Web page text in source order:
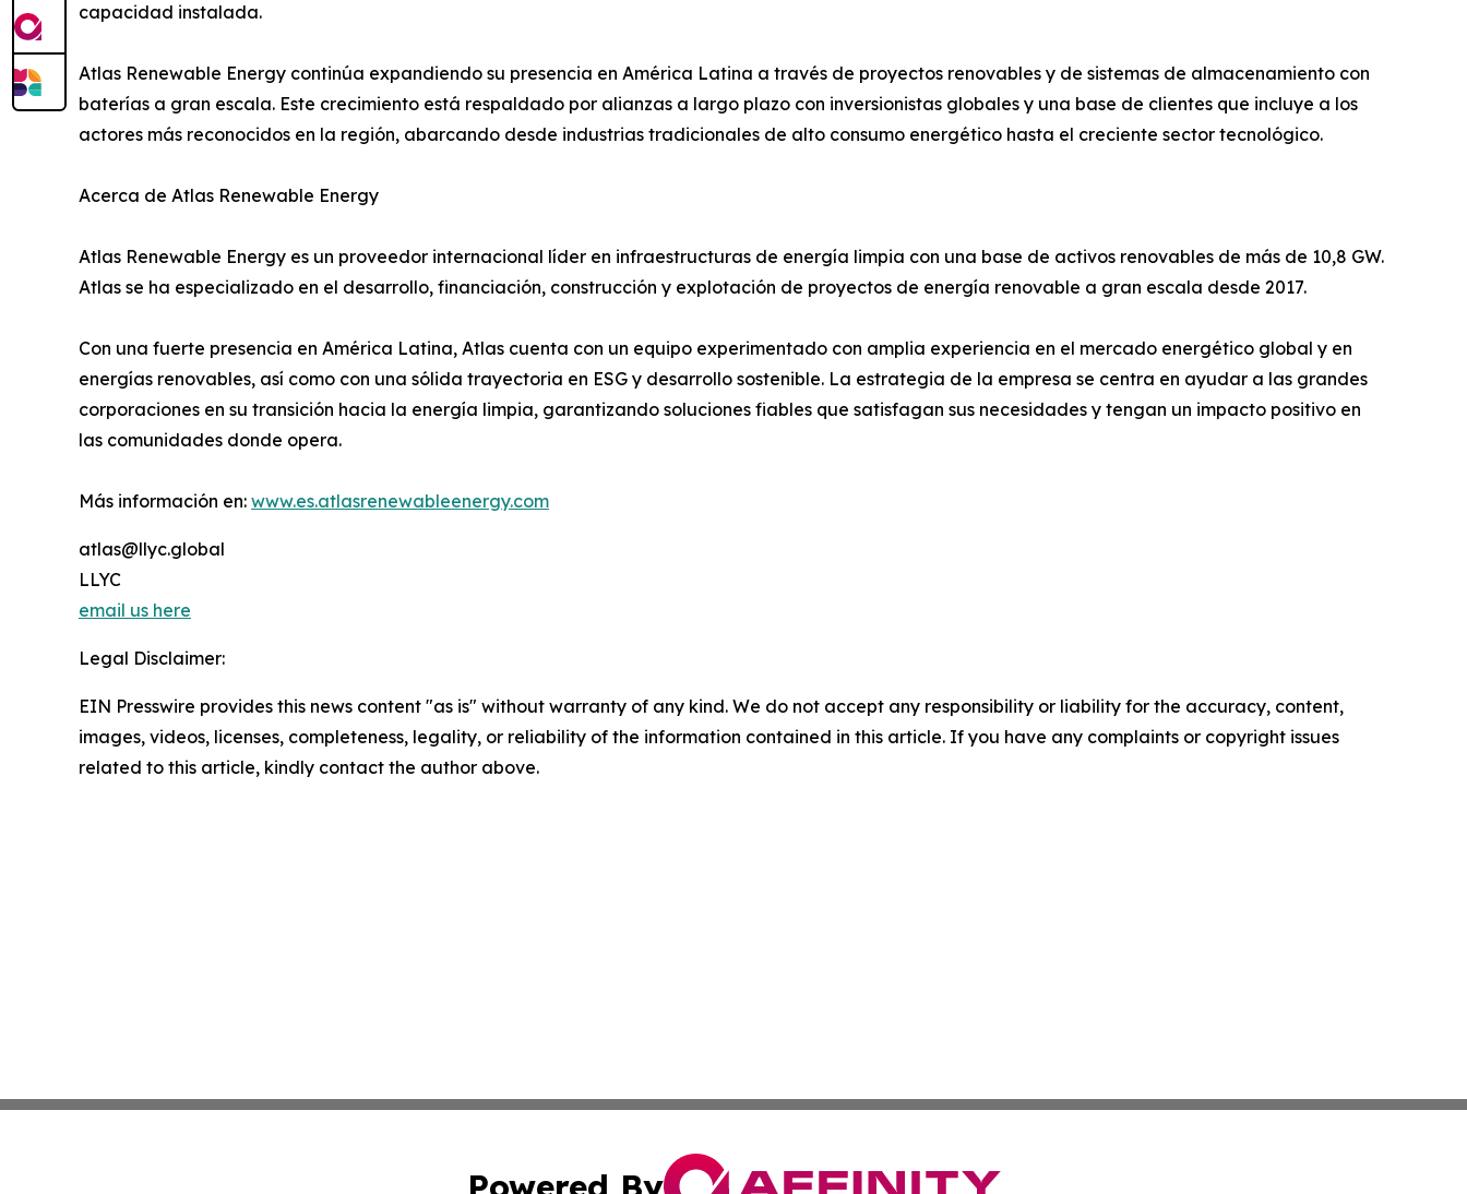
capacidad instalada.
Atlas Renewable Energy continúa expandiendo su presencia en América Latina a través de proyectos renovables y de sistemas de almacenamiento con
baterías a gran escala. Este crecimiento está respaldado por alianzas a largo plazo con inversionistas globales y una base de clientes que incluye a los
actores más reconocidos en la región, abarcando desde industrias tradicionales de alto consumo energético hasta el creciente sector tecnológico.
Acerca de Atlas Renewable Energy
Atlas Renewable Energy es un proveedor internacional líder en infraestructuras de energía limpia con una base de activos renovables de más de 10,8 GW.
Atlas se ha especializado en el desarrollo, financiación, construcción y explotación de proyectos de energía renovable a gran escala desde 2017.
Con una fuerte presencia en América Latina, Atlas cuenta con un equipo experimentado con amplia experiencia en el mercado energético global y en
energías renovables, así como con una sólida trayectoria en ESG y desarrollo sostenible. La estrategia de la empresa se centra en ayudar a las grandes
corporaciones en su transición hacia la energía limpia, garantizando soluciones fiables que satisfagan sus necesidades y tengan un impacto positivo en
las comunidades donde opera.
Más información en: www.es.atlasrenewableenergy.com
atlas@llyc.global
LLYC
email us here
Legal Disclaimer:
EIN Presswire provides this news content "as is" without warranty of any kind. We do not accept any responsibility or liability for the accuracy, content,
images, videos, licenses, completeness, legality, or reliability of the information contained in this article. If you have any complaints or copyright issues
related to this article, kindly contact the author above.